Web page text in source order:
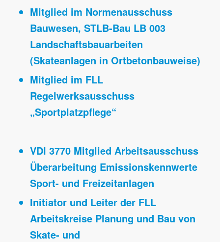
Mitglied im Normenausschuss
Bauwesen, STLB-Bau LB 003
Landschaftsbauarbeiten
(Skateanlagen in Ortbetonbauweise)
Mitglied im FLL
Regelwerksausschuss
„Sportplatzpflege“
VDI 3770 Mitglied Arbeitsausschuss
Überarbeitung Emissionskennwerte
Sport- und Freizeitanlagen
Initiator und Leiter der FLL
Arbeitskreise Planung und Bau von
Skate- und